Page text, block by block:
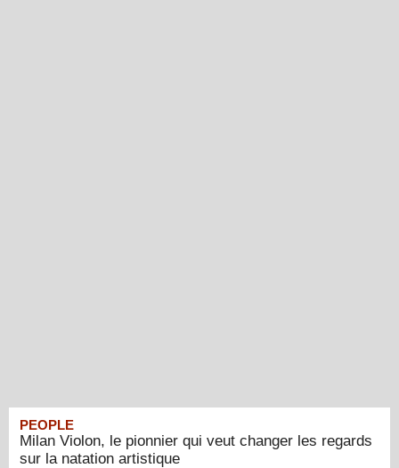
PEOPLE
Milan Violon, le pionnier qui veut changer les regards
sur la natation artistique